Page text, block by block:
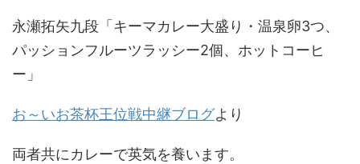
永瀬拓矢九段「キーマカレー大盛り・温泉卵3つ、
パッションフルーツラッシー2個、ホットコーヒ
ー」
お～いお茶杯王位戦中継ブログより
両者共にカレーで英気を養います。